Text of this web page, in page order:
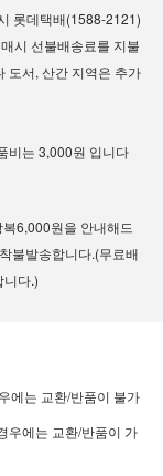
롯데택배(1588-2121)
시 선불배송료를 지불
도서, 산간 지역은 추가
비는 3,000원 입니다
6,000원을 안내해드
불발송합니다.(무료배
다.)
에는 교환/반품이 불가
우에는 교환/반품이 가